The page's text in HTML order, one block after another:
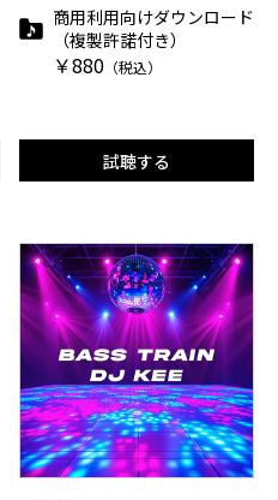
商用利用向けダウンロード
（複製許諾付き）
￥880 （税込）
試聴する